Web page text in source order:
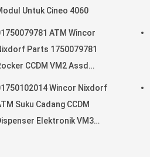
Untuk Cineo 4060
ATM Wincor
Parts 1750079781
CCDM VM2 Assd
Stok
Wincor Nixdorf
Suku Cadang CCDM
Elektronik VM3